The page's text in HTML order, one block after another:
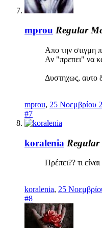
mprou Regular
Απο την στιγμη
Αν "πρεπει" να
Δυστηχως, αυτο
mprou, 25 Νοεμβρίου
#7
koralenia Regular
Πρέπει?? τι
koralenia, 25
#8